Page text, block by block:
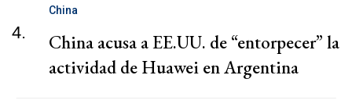
4.
China
China acusa a EE.UU. de “entorpecer” la
actividad de Huawei en Argentina